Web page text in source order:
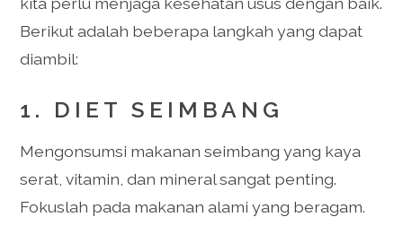
Berikut adalah beberapa langkah yang dapat
diambil:
1. DIET SEIMBANG
Mengonsumsi makanan seimbang yang kaya
serat, vitamin, dan mineral sangat penting.
Fokuslah pada makanan alami yang beragam.